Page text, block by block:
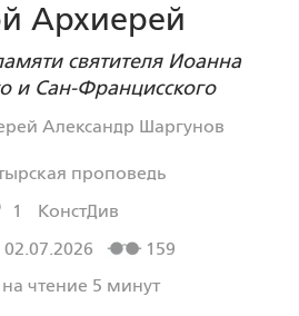
Архиерей
святителя Иоанна
и Сан-Францисского
Александр Шаргунов
проповедь
1
КонстДив
02.07.2026
159
чтение 5 минут